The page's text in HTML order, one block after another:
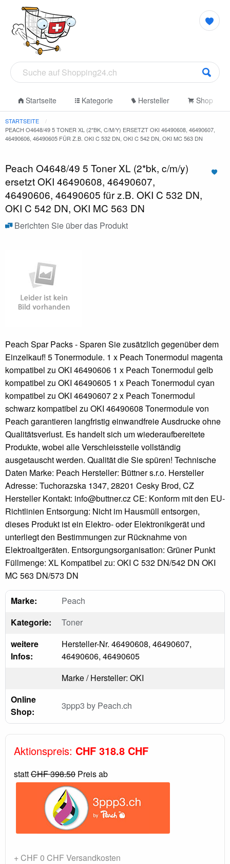
Startseite Kategorie Hersteller Shop
STARTSEITE
PEACH O4648/49 5 TONER XL (2*BK, C/M/Y) ERSETZT OKI 46490608, 46490607,
46490606, 46490605 FÜR Z.B. OKI C 532 DN, OKI C 542 DN, OKI MC 563 DN
Peach O4648/49 5 Toner XL (2*bk, c/m/y)
ersetzt OKI 46490608, 46490607,
46490606, 46490605 für z.B. OKI C 532 DN,
OKI C 542 DN, OKI MC 563 DN
Berichten Sie über das Produkt
Peach Spar Packs - Sparen Sie zusätzlich gegenüber dem
Einzelkauf! 5 Tonermodule. 1 x Peach Tonermodul magenta
kompatibel zu OKI 46490606 1 x Peach Tonermodul gelb
kompatibel zu OKI 46490605 1 x Peach Tonermodul cyan
kompatibel zu OKI 46490607 2 x Peach Tonermodul
schwarz kompatibel zu OKI 46490608 Tonermodule von
Peach garantieren langfristig einwandfreie Ausdrucke ohne
Qualitätsverlust. Es handelt sich um wiederaufbereitete
Produkte, wobei alle Verschleissteile vollständig
ausgetauscht werden. Qualität die Sie spüren! Technische
Daten Marke: Peach Hersteller: Büttner s.r.o. Hersteller
Adresse: Tuchorazska 1347, 28201 Cesky Brod, CZ
Hersteller Kontakt: info@buttner.cz CE: Konform mit den EU-
Richtlinien Entsorgung: Nicht im Hausmüll entsorgen,
dieses Produkt ist ein Elektro- oder Elektronikgerät und
unterliegt den Bestimmungen zur Rücknahme von
Elektroaltgeräten. Entsorgungsorganisation: Grüner Punkt
Füllmenge: XL Kompatibel zu: OKI C 532 DN/542 DN OKI
MC 563 DN/573 DN
Marke:
Peach
Kategorie:
Toner
weitere
Infos:
Hersteller-Nr. 46490608, 46490607,
46490606, 46490605
Marke / Hersteller: OKI
Online
Shop:
3ppp3 by Peach.ch
Aktionspreis: CHF 318.8 CHF
stattCHF 398.50 Preis ab
+ CHF 0 CHF Versandkosten